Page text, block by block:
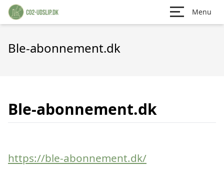
Menu
Ble-abonnement.dk
Ble-abonnement.dk
https://ble-abonnement.dk/